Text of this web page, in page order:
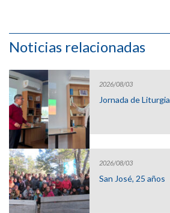
Noticias relacionadas
2026/08/03
Jornada de Liturgia
2026/08/03
San José, 25 años